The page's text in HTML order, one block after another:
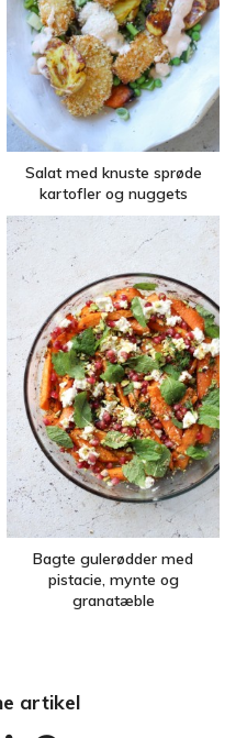
Salat med knuste sprøde
kartofler og nuggets
Bagte gulerødder med
pistacie, mynte og
granatæble
artikel